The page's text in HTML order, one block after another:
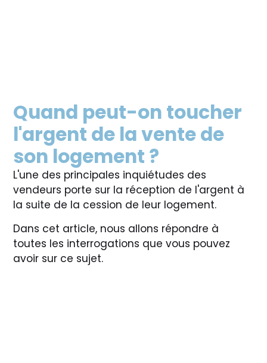
Quand peut-on toucher
l'argent de la vente de
son logement ?
L'une des principales inquiétudes des
vendeurs porte sur la réception de l'argent à
la suite de la cession de leur logement.
Dans cet article, nous allons répondre à
toutes les interrogations que vous pouvez
avoir sur ce sujet.